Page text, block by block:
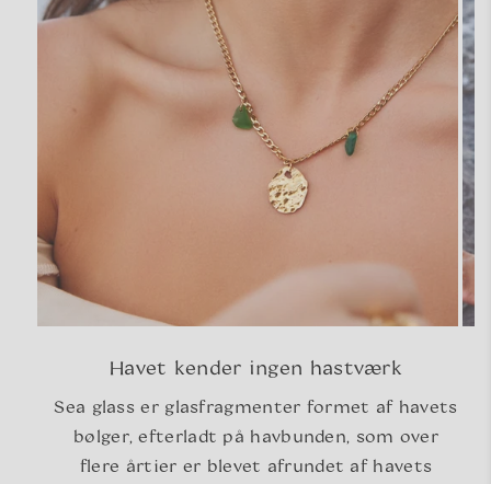
Havet kender ingen hastværk
Sea glass er glasfragmenter formet af havets
bølger, efterladt på havbunden, som over
flere årtier er blevet afrundet af havets